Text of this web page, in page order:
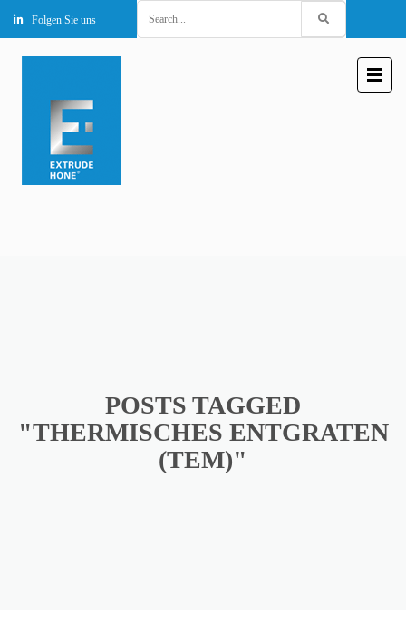
Folgen Sie uns
for:
POSTS TAGGED
"THERMISCHES ENTGRATEN
(TEM)"